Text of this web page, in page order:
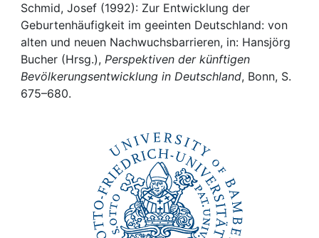
My FIS
Help
Schmid, Josef (1992): Zur Entwicklung der
Geburtenhäufigkeit im geeinten Deutschland: von
alten und neuen Nachwuchsbarrieren, in: Hansjörg
Bucher (Hrsg.), Perspektiven der künftigen
Bevölkerungsentwicklung in Deutschland, Bonn, S.
675–680.